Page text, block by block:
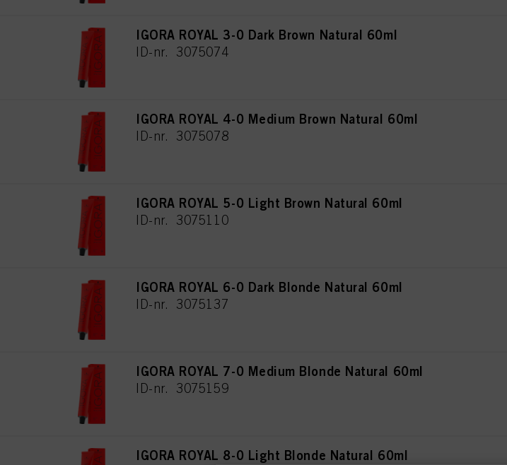
IGORA ROYAL 3-0 Dark Brown Natural 60ml
ID-nr. 3075074
IGORA ROYAL 4-0 Medium Brown Natural 60ml
ID-nr. 3075078
IGORA ROYAL 5-0 Light Brown Natural 60ml
ID-nr. 3075110
IGORA ROYAL 6-0 Dark Blonde Natural 60ml
ID-nr. 3075137
IGORA ROYAL 7-0 Medium Blonde Natural 60ml
ID-nr. 3075159
IGORA ROYAL 8-0 Light Blonde Natural 60ml